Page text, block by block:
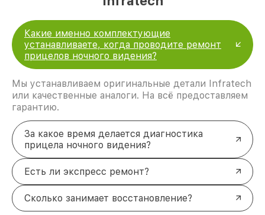
Какие именно комплектующие
устанавливаете, когда проводите ремонт
прицелов ночного видения?
Мы устанавливаем оригинальные детали Infratech
или качественные аналоги. На всё предоставляем
гарантию.
За какое время делается диагностика
прицела ночного видения?
Есть ли экспресс ремонт?
Сколько занимает восстановление?